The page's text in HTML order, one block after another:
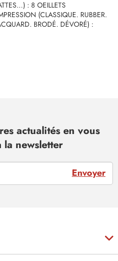
: 8 OEILLETS
(CLASSIQUE. RUBBER.
BRODÉ. DÉVORÉ) :
actualités en vous
la newsletter
Envoyer